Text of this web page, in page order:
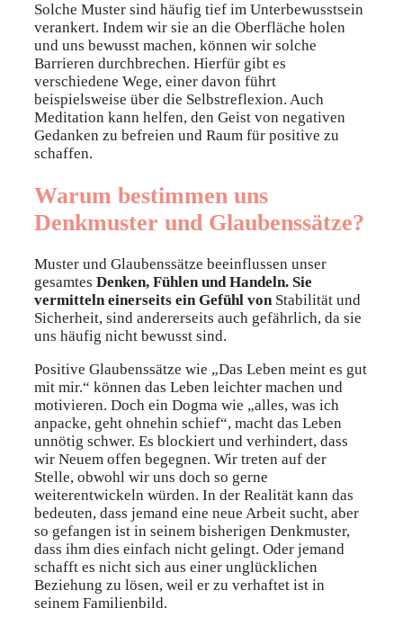
Solche Muster sind häufig tief im Unterbewusstsein
verankert. Indem wir sie an die Oberfläche holen
und uns bewusst machen, können wir solche
Barrieren durchbrechen. Hierfür gibt es
verschiedene Wege, einer davon führt
beispielsweise über die Selbstreflexion. Auch
Meditation kann helfen, den Geist von negativen
Gedanken zu befreien und Raum für positive zu
schaffen.
Warum bestimmen uns
Denkmuster und Glaubenssätze?
Muster und Glaubenssätze beeinflussen unser
gesamtes Denken, Fühlen und Handeln. Sie
vermitteln einerseits ein Gefühl von Stabilität und
Sicherheit, sind andererseits auch gefährlich, da sie
uns häufig nicht bewusst sind.
Positive Glaubenssätze wie „Das Leben meint es gut
mit mir.“ können das Leben leichter machen und
motivieren. Doch ein Dogma wie „alles, was ich
anpacke, geht ohnehin schief“, macht das Leben
unnötig schwer. Es blockiert und verhindert, dass
wir Neuem offen begegnen. Wir treten auf der
Stelle, obwohl wir uns doch so gerne
weiterentwickeln würden. In der Realität kann das
bedeuten, dass jemand eine neue Arbeit sucht, aber
so gefangen ist in seinem bisherigen Denkmuster,
dass ihm dies einfach nicht gelingt. Oder jemand
schafft es nicht sich aus einer unglücklichen
Beziehung zu lösen, weil er zu verhaftet ist in
seinem Familienbild.